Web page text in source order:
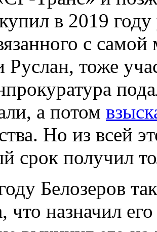
в 2019
с
тоже
а потом
Но из всей
срок получил
Белозеров
что назначил